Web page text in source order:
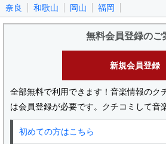
奈良
和歌山 岡山 福岡
無料会員登録のご
新規会員登録
全部無料で利用できます！音楽情報のク
は会員登録が必要です。クチコミして音
初めての方はこちら